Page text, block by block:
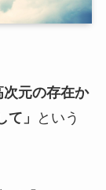
次元の存在か
」
という